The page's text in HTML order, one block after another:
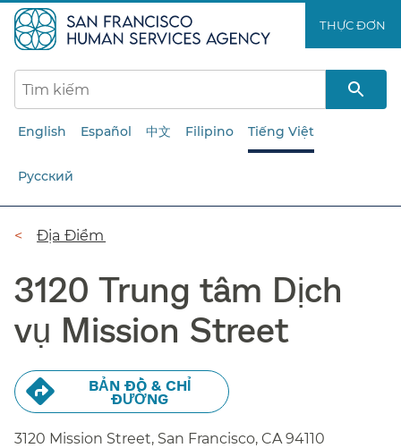
đến
nội
dung
THỰC ĐƠN​​
English Español 中文 Filipino Tiếng Việt
Русский
Đường
Địa Điểm​​
3120 Trung tâm Dịch
vụ Mission Street​​
BẢN ĐỒ & CHỈ
ĐƯỜNG​​
3120 Mission Street, San Francisco, CA 94110